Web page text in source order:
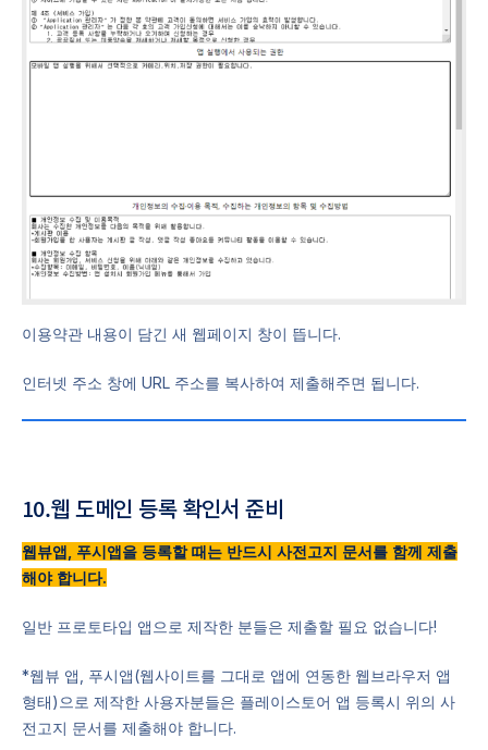
이용약관 내용이 담긴 새 웹페이지 창이 뜹니다.
인터넷 주소 창에 URL 주소를 복사하여 제출해주면 됩니다.
10.웹 도메인 등록 확인서 준비
웹뷰앱, 푸시앱을 등록할 때는 반드시 사전고지 문서를 함께 제출
해야 합니다.
일반 프로토타입 앱으로 제작한 분들은 제출할 필요 없습니다!
*웹뷰 앱, 푸시앱(웹사이트를 그대로 앱에 연동한 웹브라우저 앱
형태)으로 제작한 사용자분들은 플레이스토어 앱 등록시 위의 사
전고지 문서를 제출해야 합니다.